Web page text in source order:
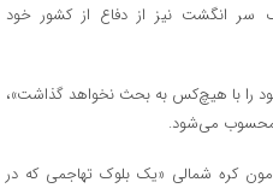
انگشت نیز از دفاع از کشور خود
را با هیچ‌کس به بحث نخواهد گذاشت»،
محسوب می‌شود.
کره شمالی «یک بلوک تهاجمی که در